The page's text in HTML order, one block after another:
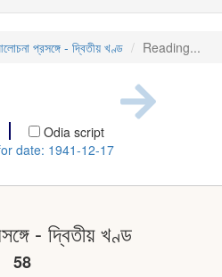
প্রসঙ্গে - দ্বিতীয় খণ্ড Reading...
Odia script
date: 1941-12-17
- দ্বিতীয় খণ্ড
58